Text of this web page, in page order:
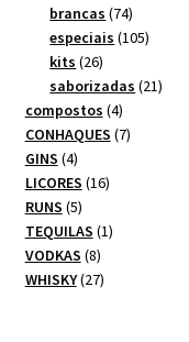
produtos
brancas 7474
produtos
especiais 105105
kits 2626
produtos
saborizadas 2121
compostos 44
produtos
CONHAQUES 77
GINS 44
produtos
LICORES 1616
RUNS 55
produtos
TEQUILAS 11
VODKAS 88
produtos
WHISKY 2727